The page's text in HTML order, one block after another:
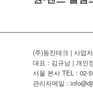
(주)동진테크 | 사업
대표 : 김규남 | 개인
서울 본사 TEL : 02-
관리자메일 :